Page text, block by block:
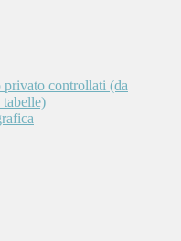
controllati (da